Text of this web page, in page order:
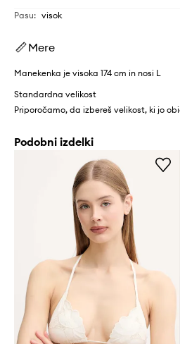
Pasu: visok
Mere
Manekenka je visoka 174 cm in nosi L
Standardna velikost
Priporočamo, da izbereš velikost, ki jo
Podobni izdelki